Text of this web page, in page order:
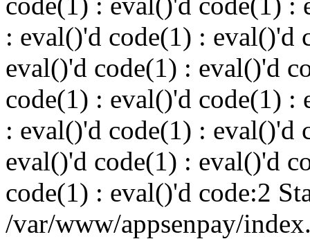
: eval()'d code(1) : eval()'d
eval()'d code(1) : eval()'d
code(1) : eval()'d code(1) :
: eval()'d code(1) : eval()'d
eval()'d code(1) : eval()'d
code(1) : eval()'d code:2
/var/www/appsenpay/